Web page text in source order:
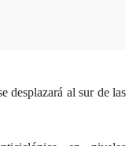
desplazará al sur de las